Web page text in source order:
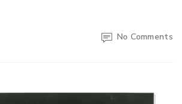
No Comments